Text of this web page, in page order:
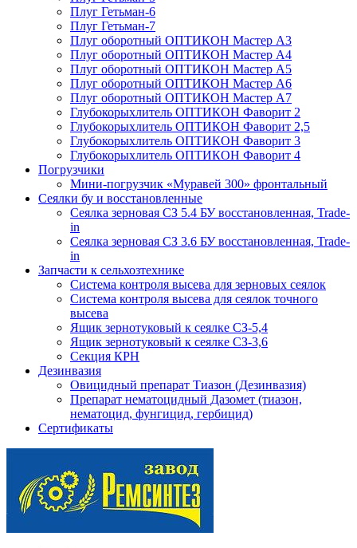
Плуг Гетьман-6
Плуг Гетьман-7
Плуг оборотный ОПТИКОН Мастер А3
Плуг оборотный ОПТИКОН Мастер А4
Плуг оборотный ОПТИКОН Мастер А5
Плуг оборотный ОПТИКОН Мастер А6
Плуг оборотный ОПТИКОН Мастер А7
Глубокорыхлитель ОПТИКОН Фаворит 2
Глубокорыхлитель ОПТИКОН Фаворит 2,5
Глубокорыхлитель ОПТИКОН Фаворит 3
Глубокорыхлитель ОПТИКОН Фаворит 4
Погрузчики
Мини-погрузчик «Муравей 300» фронтальный
Сеялки бу и восстановленные
Сеялка зерновая СЗ 5.4 БУ восстановленная, Trade-
in
Сеялка зерновая СЗ 3.6 БУ восстановленная, Trade-
in
Запчасти к сельхозтехнике
Система контроля высева для зерновых сеялок
Система контроля высева для сеялок точного
высева
Ящик зернотуковый к сеялке СЗ-5,4
Ящик зернотуковый к сеялке СЗ-3,6
Секция КРН
Дезинвазия
Овицидный препарат Тиазон (Дезинвазия)
Препарат нематоцидный Дазомет (тиазон,
нематоцид, фунгицид, гербицид)
Сертификаты